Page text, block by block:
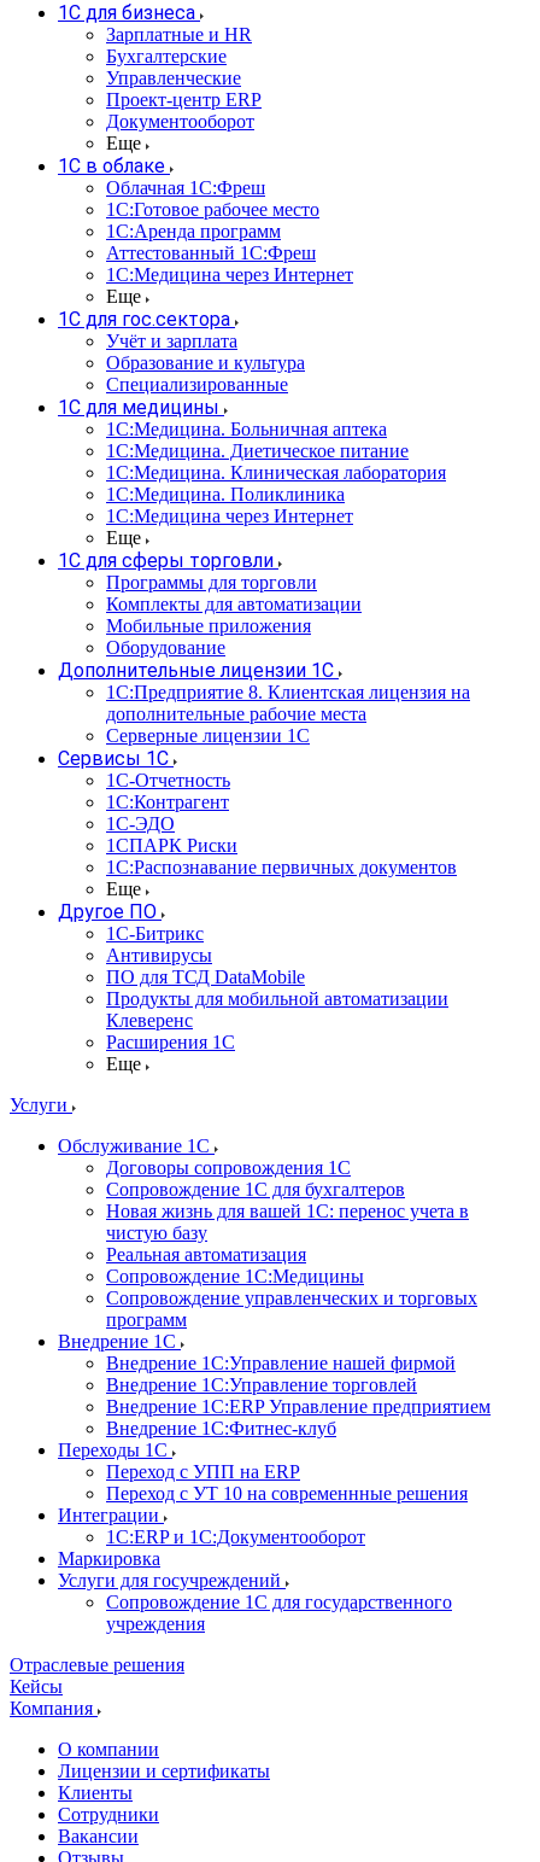
1С для бизнеса
Зарплатные и HR
Бухгалтерские
Управленческие
Проект-центр ERP
Документооборот
Еще
1C в облаке
Облачная 1С:Фреш
1С:Готовое рабочее место
1C:Аренда программ
Аттестованный 1С:Фреш
1С:Медицина через Интернет
Еще
1С для гос.сектора
Учёт и зарплата
Образование и культура
Специализированные
1С для медицины
1С:Медицина. Больничная аптека
1С:Медицина. Диетическое питание
1С:Медицина. Клиническая лаборатория
1С:Медицина. Поликлиника
1С:Медицина через Интернет
Еще
1С для сферы торговли
Программы для торговли
Комплекты для автоматизации
Мобильные приложения
Оборудование
Дополнительные лицензии 1С
1С:Предприятие 8. Клиентская лицензия на
дополнительные рабочие места
Серверные лицензии 1С
Сервисы 1С
1С-Отчетность
1С:Контрагент
1С-ЭДО
1СПАРК Риски
1С:Распознавание первичных документов
Еще
Другое ПО
1С-Битрикс
Антивирусы
ПО для ТСД DataMobile
Продукты для мобильной автоматизации
Клеверенс
Расширения 1С
Еще
Услуги
Обслуживание 1С
Договоры сопровождения 1С
Сопровождение 1С для бухгалтеров
Новая жизнь для вашей 1С: перенос учета в
чистую базу
Реальная автоматизация
Сопровождение 1С:Медицины
Сопровождение управленческих и торговых
программ
Внедрение 1С
Внедрение 1С:Управление нашей фирмой
Внедрение 1С:Управление торговлей
Внедрение 1С:ERP Управление предприятием
Внедрение 1С:Фитнес-клуб
Переходы 1С
Переход с УПП на ERP
Переход с УТ 10 на современнные решения
Интеграции
1С:ERP и 1С:Документооборот
Маркировка
Услуги для госучреждений
Сопровождение 1С для государственного
учреждения
Отраслевые решения
Кейсы
Компания
О компании
Лицензии и сертификаты
Клиенты
Сотрудники
Вакансии
Отзывы